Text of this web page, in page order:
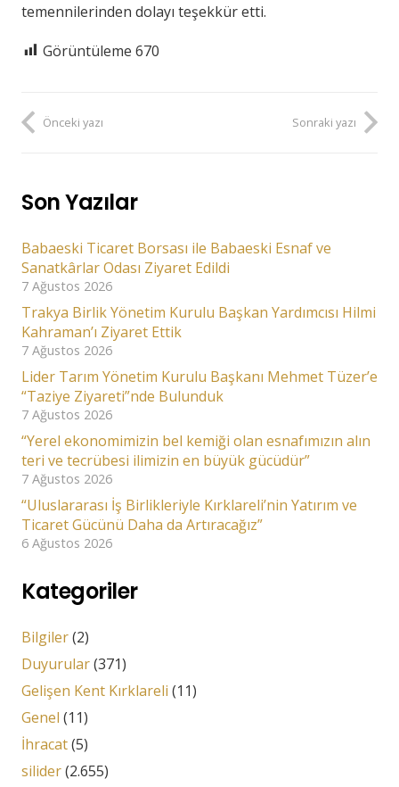
temennilerinden dolayı teşekkür etti.
Görüntüleme 670
Önceki yazı Sonraki yazı
Son Yazılar
Babaeski Ticaret Borsası ile Babaeski Esnaf ve
Sanatkârlar Odası Ziyaret Edildi
7 Ağustos 2026
Trakya Birlik Yönetim Kurulu Başkan Yardımcısı Hilmi
Kahraman’ı Ziyaret Ettik
7 Ağustos 2026
Lider Tarım Yönetim Kurulu Başkanı Mehmet Tüzer’e
“Taziye Ziyareti”nde Bulunduk
7 Ağustos 2026
“Yerel ekonomimizin bel kemiği olan esnafımızın alın
teri ve tecrübesi ilimizin en büyük gücüdür”
7 Ağustos 2026
“Uluslararası İş Birlikleriyle Kırklareli’nin Yatırım ve
Ticaret Gücünü Daha da Artıracağız”
6 Ağustos 2026
Kategoriler
Bilgiler(2)
Duyurular(371)
Gelişen Kent Kırklareli (11)
Genel (11)
İhracat(5)
silider(2.655)